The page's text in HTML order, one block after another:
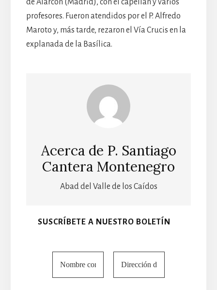
profesores. Fueron atendidos por el P. Alfredo
Maroto y, más tarde, rezaron el Vía Crucis en la
explanada de la Basílica.
Acerca de P. Santiago
Cantera Montenegro
Abad del Valle de los Caídos
SUSCRÍBETE A NUESTRO BOLETÍN